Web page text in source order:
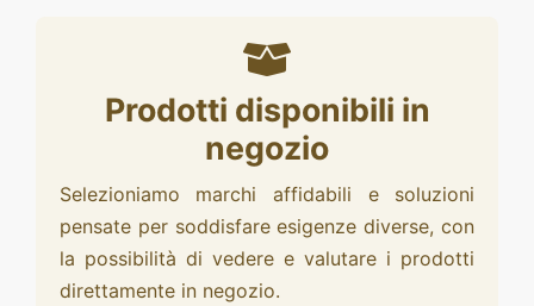
Prodotti disponibili in
negozio
Selezioniamo marchi affidabili e soluzioni
pensate per soddisfare esigenze diverse, con
la possibilità di vedere e valutare i prodotti
direttamente in negozio.